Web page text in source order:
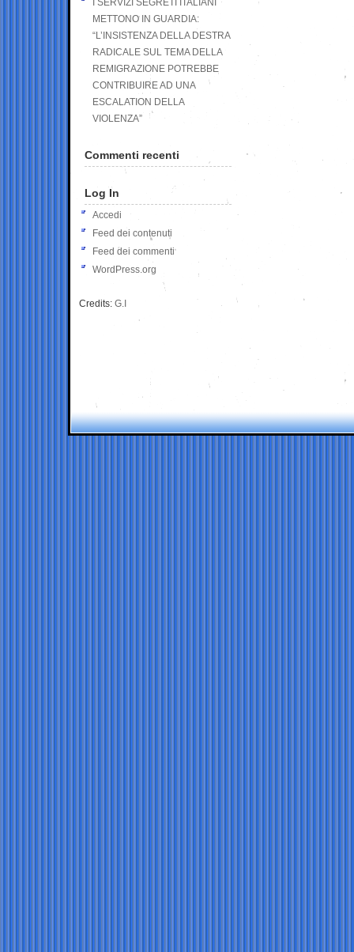
I SERVIZI SEGRETI ITALIANI
METTONO IN GUARDIA:
“L’INSISTENZA DELLA DESTRA
RADICALE SUL TEMA DELLA
REMIGRAZIONE POTREBBE
CONTRIBUIRE AD UNA
ESCALATION DELLA
VIOLENZA”
Commenti recenti
Log In
Accedi
Feed dei contenuti
Feed dei commenti
WordPress.org
Credits: G.I